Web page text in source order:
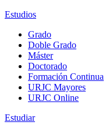
Estudios
Grado
Doble Grado
Máster
Doctorado
Formación Continua
URJC Mayores
URJC Online
Estudiar